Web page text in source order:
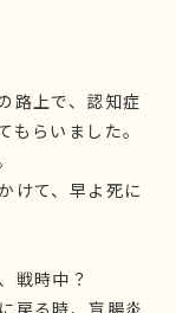
路上で、認知症
らいました。
けて、早よ死に
戦時中？
戻る時、盲腸炎